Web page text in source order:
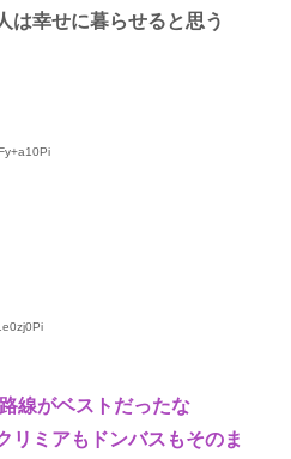
は幸せに暮らせると思う
線がベストだったな
リミアもドンバスもそのま